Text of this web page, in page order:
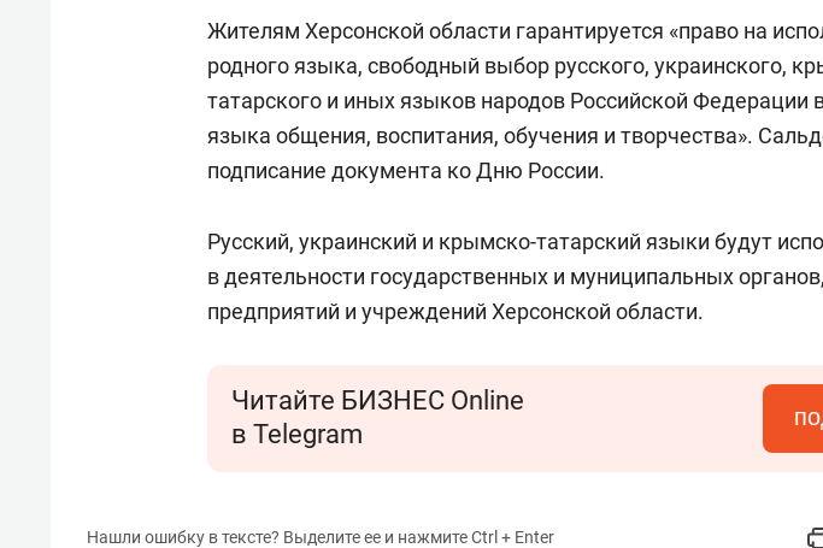
Жителям Херсонской области гарантируется «право на
родного языка, свободный выбор русского, украинского,
татарского и иных языков народов Российской Федерации
языка общения, воспитания, обучения и творчества».
подписание документа ко Дню России.
Русский, украинский и крымско-татарский языки будут
в деятельности государственных и муниципальных
предприятий и учреждений Херсонской области.
Читайте БИЗНЕС Online
в Telegram
Нашли ошибку в тексте? Выделите ее и нажмите Ctrl + Enter